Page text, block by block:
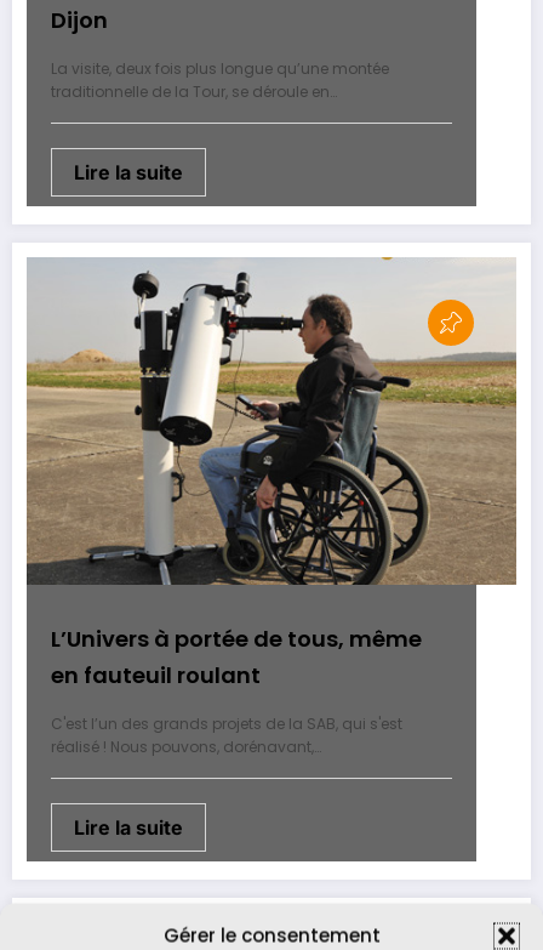
Gérer le consentement
Dijon
La visite, deux fois plus longue qu’une montée
traditionnelle de la Tour, se déroule en…
Lire la suite
L’Univers à portée de tous, même
en fauteuil roulant
C'est l’un des grands projets de la SAB, qui s'est
réalisé ! Nous pouvons, dorénavant,…
Lire la suite